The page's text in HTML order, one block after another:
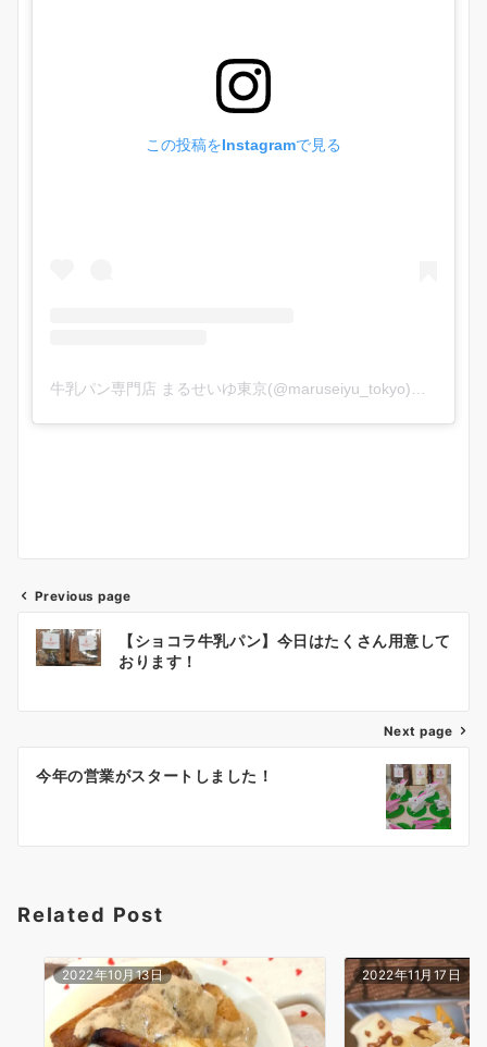
この投稿をInstagramで見る
ン
Previous page
【ショコラ牛乳パン】今日はたくさん用意して
おります！
Next page
今年の営業がスタートしました！
Related Post
2022年10月13日 2022年11月17日